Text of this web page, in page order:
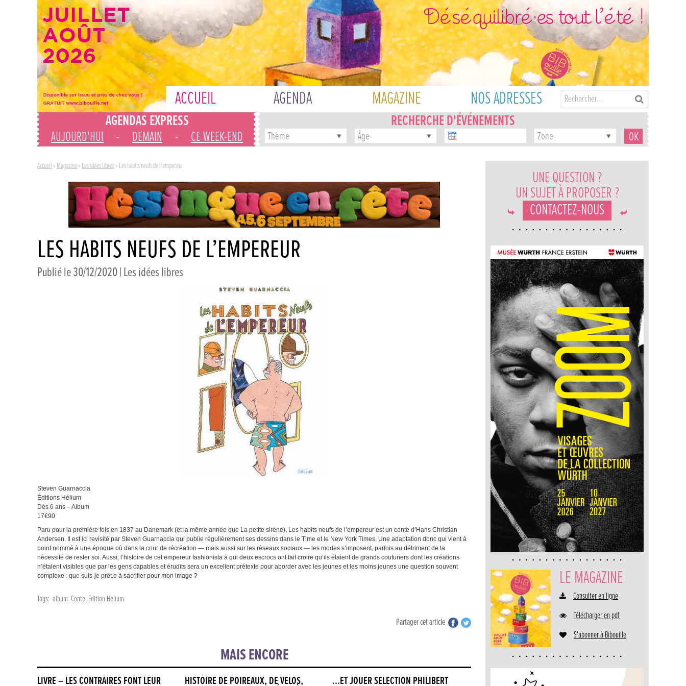
ACCUEIL AGENDA MAGAZINE NOS ADRESSES
AGENDAS EXPRESS
AUJOURD'HUI - DEMAIN - CE WEEK-END
RECHERCHE D'ÉVÉNEMENTS
Thème Âge Zone
Accueil » Magazine» Les idées libres» Les habits neufs de l’empereur
LES HABITS NEUFS DE L’EMPEREUR
Publié le 30/12/2020 |Les idées libres
Steven Guarnaccia
Éditions Hélium
Dès 6 ans – Album
17€90
Paru pour la première fois en 1837 au Danemark (et la même année que La petite sirène), Les habits neufs de l’empereur est un conte d’Hans Christian
Andersen. Il est ici revisité par Steven Guarnaccia qui publie régulièrement ses dessins dans le Time et le New York Times. Une adaptation donc qui vient à
point nommé à une époque où dans la cour de récréation — mais aussi sur les réseaux sociaux — les modes s’imposent, parfois au détriment de la
nécessité de rester soi. Aussi, l’histoire de cet empereur fashionista à qui deux escrocs ont fait croire qu’ils étaient de grands couturiers dont les créations
n’étaient visibles que par les gens capables et érudits sera un excellent prétexte pour aborder avec les jeunes et les moins jeunes une question souvent
complexe : que suis-je prêt.e à sacrifier pour mon image ?
Tags: album Conte Edition Helium
Partager cet article
MAIS ENCORE
LIVRE – LES CONTRAIRES FONT LEUR HISTOIRE DE POIREAUX, DE VÉLOS, …ET JOUER SÉLECTION PHILIBERT
UNE QUESTION ?
UN SUJET À PROPOSER ?
CONTACTEZ-NOUS
LE MAGAZINE
Consulter en ligne
Télécharger en pdf
S'abonner à Bibouille